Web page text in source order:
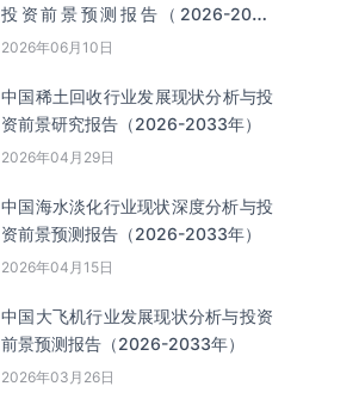
投资前景预测报告（2026-2033
年）
2026年06月10日
中国‌‌稀土回收‌‌行业发展现状分析与投
资前景研究报告（2026-2033年）
2026年04月29日
中国海水淡化行业现状深度分析与投
资前景预测报告（2026-2033年）
2026年04月15日
中国大飞机行业发展现状分析与投资
前景预测报告（2026-2033年）
2026年03月26日